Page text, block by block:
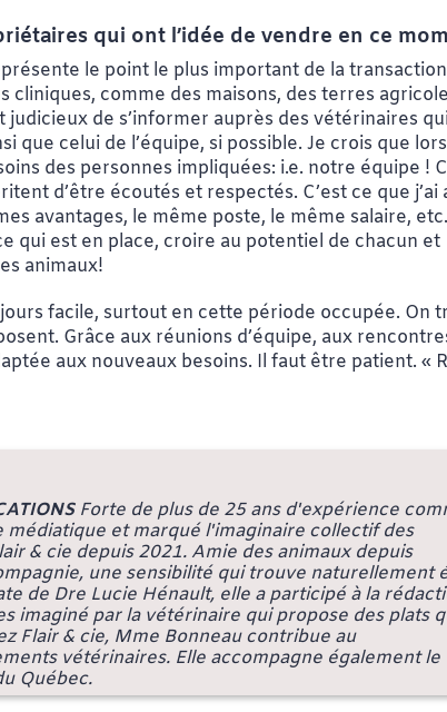
qui ont l’idée de vendre en ce
le point le plus important de la
comme des maisons, des terres
de s’informer auprès des vétérinaires
celui de l’équipe, si possible. Je crois que
des personnes impliquées: i.e. notre équipe !
d’être écoutés et respectés. C’est ce que j’ai
avantages, le même poste, le même salaire,
qui est en place, croire au potentiel de chacun et
animaux!
facile, surtout en cette période occupée. On
Grâce aux réunions d’équipe, aux
aux nouveaux besoins. Il faut être patient. «
Forte de plus de 25 ans d'expérience
et marqué l'imaginaire collectif des
& cie depuis 2021. Amie des animaux depuis
une sensibilité qui trouve naturellement
de Dre Lucie Hénault, elle a participé à la
imaginé par la vétérinaire qui propose des plats
Flair & cie, Mme Bonneau contribue au
vétérinaires. Elle accompagne également le
Québec.